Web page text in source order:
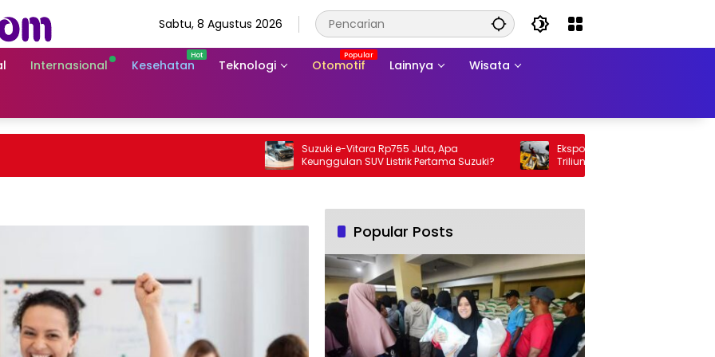
Sabtu, 8 Agustus 2026
Internasional Kesehatan Teknologi Otomotif Lainnya Wisata
Suzuki e-Vitara Rp755 Juta, Apa
Keunggulan SUV Listrik Pertama Suzuki?
Ekspor Perikanan 2025 Tembus Rp105
Triliun, AS Jadi Pasar Utama
Popular Posts